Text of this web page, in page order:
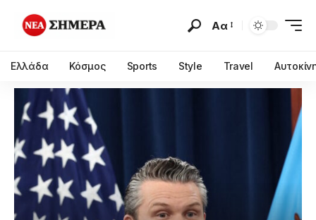
Αα
Ελλάδα Κόσμος Sports Style Travel